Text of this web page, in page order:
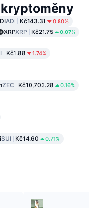
ADI Kč143.31 0.80%
XRPXRP Kč21.75 0.07%
Kč1.88 1.74%
ZEC Kč10,703.28 0.16%
SUI Kč14.60 0.71%